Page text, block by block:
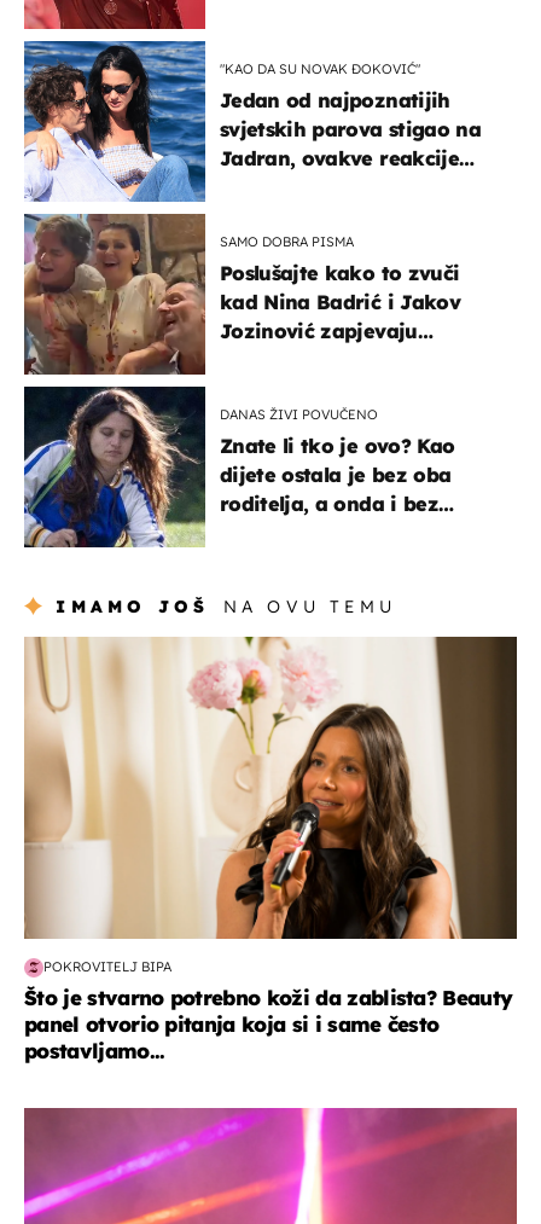
"KAO DA SU NOVAK ĐOKOVIĆ"
Jedan od najpoznatijih
svjetskih parova stigao na
Jadran, ovakve reakcije
SAMO DOBRA PISMA
Poslušajte kako to zvuči
kad Nina Badrić i Jakov
Jozinović zapjevaju
DANAS ŽIVI POVUČENO
Znate li tko je ovo? Kao
dijete ostala je bez oba
roditelja, a onda i bez
IMAMO JOŠ NA OVU TEMU
moda & ljepota
POKROVITELJ BIPA
Što je stvarno potrebno koži da zablista? Beauty
panel otvorio pitanja koja si i same često
postavljamo...